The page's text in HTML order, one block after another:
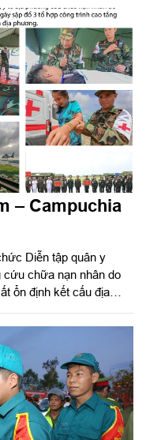
vụ, ngày 2/3, Trung
Đảng, Tư lệnh Quân
kiểm tra công tác
– Campuchia
Diễn tập quân y
chữa nạn nhân do
ổn định kết cấu địa
nhân dân địa phương.